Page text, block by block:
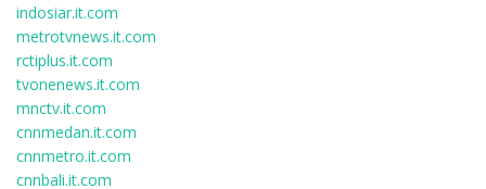
indosiar.it.com
metrotvnews.it.com
rctiplus.it.com
tvonenews.it.com
mnctv.it.com
cnnmedan.it.com
cnnmetro.it.com
cnnbali.it.com